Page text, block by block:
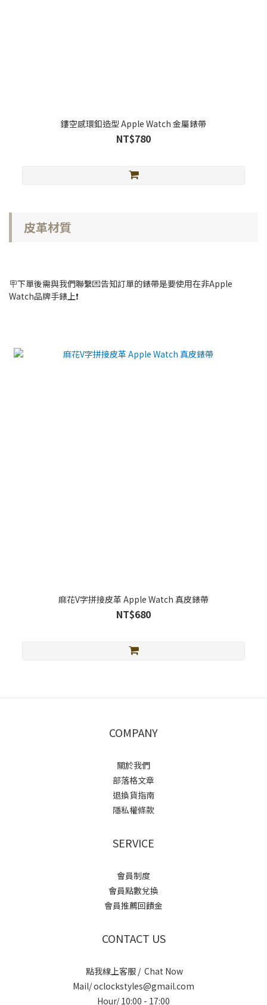
鏤空感環釦造型 Apple Watch 金屬錶帶
NT$780
皮革材質
🪧下單後需與我們聯繫💌告知訂單的錶帶是要使用在非Apple
Watch品牌手錶上❗️
麻花V字拼接皮革 Apple Watch 真皮錶帶
NT$680
COMPANY
關於我們
部落格文章
退換貨指南
隱私權條款
SERVICE
會員制度
會員點數兌換
會員推薦回饋金
CONTACT US
點我線上客服 / Chat Now
Mail/ oclockstyles@gmail.com
Hour/ 10:00 - 17:00